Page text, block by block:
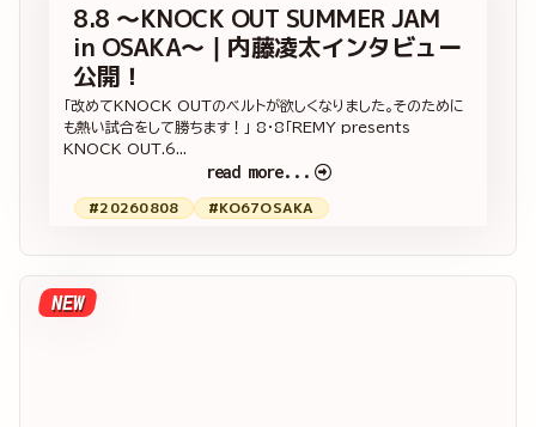
8.8 ～KNOCK OUT SUMMER JAM
in OSAKA～｜内藤凌太インタビュー
公開！
「改めてKNOCK OUTのベルトが欲しくなりました。そのために
も熱い試合をして勝ちます！」 8・8「REMY presents
KNOCK OUT.6...
read more...
#20260808 #KO67OSAKA
NEW